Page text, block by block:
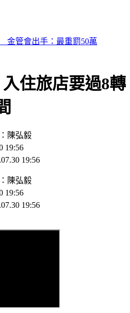
前暖舉惹鼻酸 愛妻心碎：我想你
住旅店要過8轉
陳弘毅
19:56
陳弘毅
19:56